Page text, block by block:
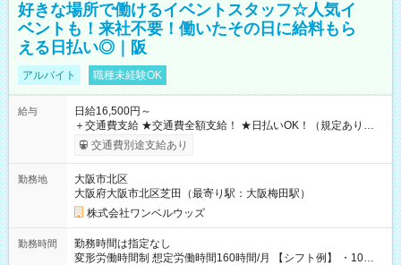
好きな場所で働けるイベントスタッフ☆人気イ
ベントも！来社不要！働いたその日に給料もら
える日払い◎｜阪
アルバイト 職種未経験OK
給与
日給16,500円～
＋交通費支給 ★交通費全額支給！ ★日払いOK！（規定あり） ┗
働いたその日に現金GET♪ お仕事後はコンビニATMから 日払
交通費別途支給あり
勤務地
大阪市北区
大阪府大阪市北区芝田（最寄り駅：大阪梅田駅）
株式会社ワンベルウッズ
勤務時間
勤務時間は指定なし
変形労働時間制 想定労働時間160時間/月 【シフト例】 ・10：